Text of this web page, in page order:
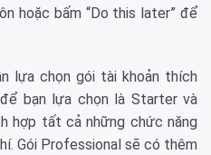
hoặc bấm “Do this later” để
lựa chọn gói tài khoản thích
bạn lựa chọn là Starter và
hợp tất cả những chức năng
Gói Professional sẽ có thêm